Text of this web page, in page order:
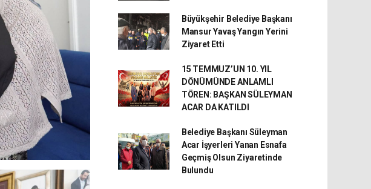
Büyükşehir Belediye Başkanı
Mansur Yavaş Yangın Yerini
Ziyaret Etti
15 TEMMUZ’UN 10. YIL
DÖNÜMÜNDE ANLAMLI
TÖREN: BAŞKAN SÜLEYMAN
ACAR DA KATILDI
Belediye Başkanı Süleyman
Acar İşyerleri Yanan Esnafa
Geçmiş Olsun Ziyaretinde
Bulundu